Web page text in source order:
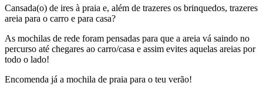
Cansada(o) de ires à praia e, além de trazeres os brinquedos, trazeres
areia para o carro e para casa?
As mochilas de rede foram pensadas para que a areia vá saindo no
percurso até chegares ao carro/casa e assim evites aquelas areias por
todo o lado!
Encomenda já a mochila de praia para o teu verão!